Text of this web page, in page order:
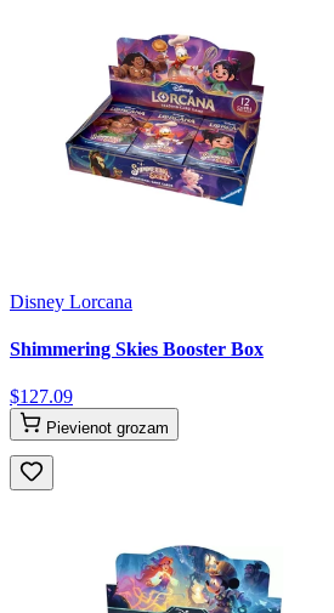
Disney Lorcana
Shimmering Skies Booster Box
$127.09
Pievienot grozam